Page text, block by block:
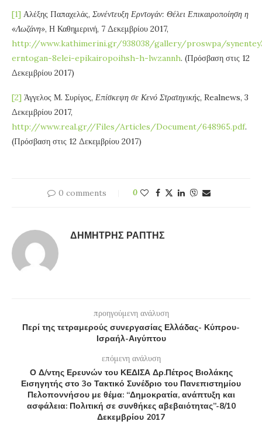
[1] Αλέξης Παπαχελάς, Συνέντευξη Ερντογάν: Θέλει Επικαιροποίηση η
«Λωζάνη», Η Καθημερινή, 7 Δεκεμβρίου 2017,
http://www.kathimerini.gr/938038/gallery/proswpa/
erntogan-8elei-epikairopoihsh-h-lwzannh. (Πρόσβαση στις 12
Δεκεμβρίου 2017)
[2] Άγγελος Μ. Συρίγος, Επίσκεψη σε Κενό Στρατηγικής, Realnews, 3
Δεκεμβρίου 2017,
http://www.real.gr//Files/Articles/Document/648965.pdf.
(Πρόσβαση στις 12 Δεκεμβρίου 2017)
0 comments 0
ΔΗΜΉΤΡΗΣ ΡΆΠΤΗΣ
προηγούμενη ανάλυση
Περί της τετραμερούς συνεργασίας Ελλάδας- Κύπρου-
Ισραήλ-Αιγύπτου
επόμενη ανάλυση
Ο Δ/ντης Ερευνών του ΚΕΔΙΣΑ Δρ.Πέτρος Βιολάκης
Εισηγητής στο 3ο Τακτικό Συνέδριο του Πανεπιστημίου
Πελοποννήσου με θέμα: “Δημοκρατία, ανάπτυξη και
ασφάλεια: Πολιτική σε συνθήκες αβεβαιότητας”-8/10
Δεκεμβρίου 2017